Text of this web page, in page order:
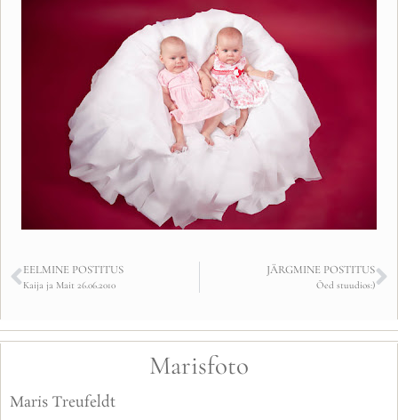
EELMINE POSTITUS
Kaija ja Mait 26.06.2010
JÄRGMINE POSTITUS
Õed stuudios:)
Marisfoto
Maris Treufeldt